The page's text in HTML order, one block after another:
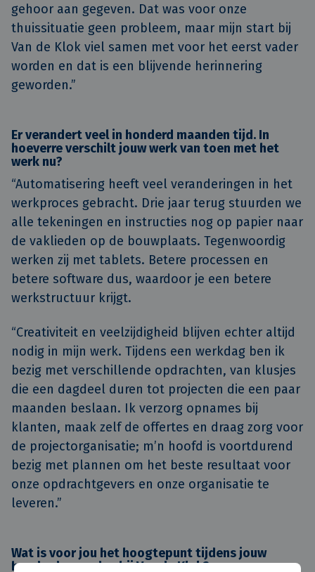
gehoor aan gegeven. Dat was voor onze
thuissituatie geen probleem, maar mijn start bij
Van de Klok viel samen met voor het eerst vader
worden en dat is een blijvende herinnering
geworden.”
Er verandert veel in honderd maanden tijd. In
hoeverre verschilt jouw werk van toen met het
werk nu?
“Automatisering heeft veel veranderingen in het
werkproces gebracht. Drie jaar terug stuurden we
alle tekeningen en instructies nog op papier naar
de vaklieden op de bouwplaats. Tegenwoordig
werken zij met tablets. Betere processen en
betere software dus, waardoor je een betere
werkstructuur krijgt.
“Creativiteit en veelzijdigheid blijven echter altijd
nodig in mijn werk. Tijdens een werkdag ben ik
bezig met verschillende opdrachten, van klusjes
die een dagdeel duren tot projecten die een paar
maanden beslaan. Ik verzorg opnames bij
klanten, maak zelf de offertes en draag zorg voor
de projectorganisatie; m’n hoofd is voortdurend
bezig met plannen om het beste resultaat voor
onze opdrachtgevers en onze organisatie te
leveren.”
Wat is voor jou het hoogtepunt tijdens jouw
honderd maanden bij Van de Klok?